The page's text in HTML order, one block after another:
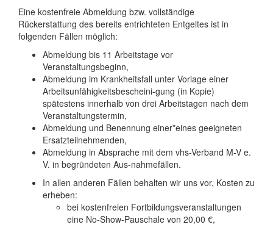
Eine kostenfreie Abmeldung bzw. vollständige
Rückerstattung des bereits entrichteten Entgeltes ist in
folgenden Fällen möglich:
Abmeldung bis 11 Arbeitstage vor
Veranstaltungsbeginn,
Abmeldung im Krankheitsfall unter Vorlage einer
Arbeitsunfähigkeitsbescheini-gung (in Kopie)
spätestens innerhalb von drei Arbeitstagen nach dem
Veranstaltungstermin,
Abmeldung und Benennung einer*eines geeigneten
Ersatzteilnehmenden,
Abmeldung in Absprache mit dem vhs-Verband M-V e.
V. in begründeten Aus-nahmefällen.
In allen anderen Fällen behalten wir uns vor, Kosten zu
erheben:
bei kostenfreien Fortbildungsveranstaltungen
eine No-Show-Pauschale von 20,00 €,